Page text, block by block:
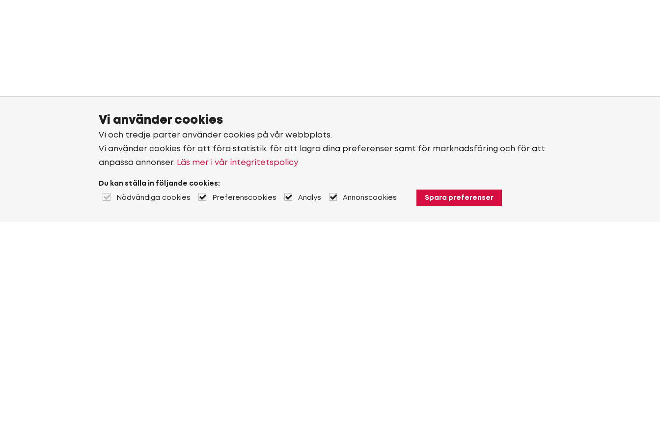
Vi använder cookies
Vi och tredje parter använder cookies på vår webbplats.
Vi använder cookies för att föra statistik, för att lagra dina preferenser samt för marknadsföring och för att
anpassa annonser. Läs mer i vår integritetspolicy
Du kan ställa in följande cookies:
Nödvändiga cookies Preferenscookies Analys Annonscookies Spara preferenser